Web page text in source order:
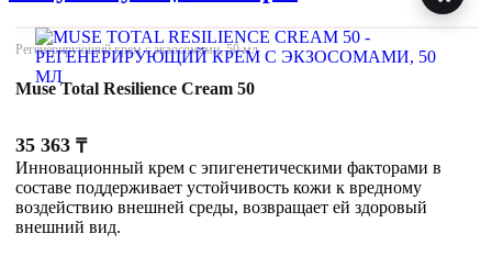
Регенерирующий крем с экзосомами, 50 мл
Muse Total Resilience Cream 50
35 363 ₸
Инновационный крем с эпигенетическими факторами в
составе поддерживает устойчивость кожи к вредному
воздействию внешней среды, возвращает ей здоровый
внешний вид.